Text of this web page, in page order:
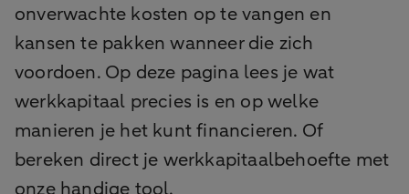
onverwachte kosten op te vangen en
kansen te pakken wanneer die zich
voordoen. Op deze pagina lees je wat
werkkapitaal precies is en op welke
manieren je het kunt financieren. Of
bereken direct je werkkapitaalbehoefte met
onze handige tool.